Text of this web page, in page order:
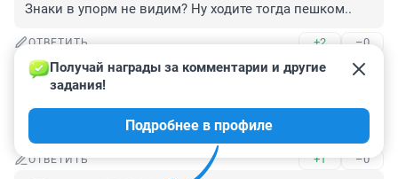
Знаки в упорм не видим? Ну ходите тогда пешком..
ОТВЕТИТЬ +2 –0
Гость
5 сентября 2023, 17:20
Хоть эти пластиковые ограждения немного тормозят
мамкиных гонщиков.
ОТВЕТИТЬ +1 –0
Получай награды за комментарии и другие
задания!
Подробнее в профиле